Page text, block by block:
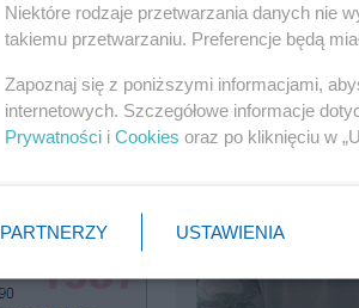
Niektóre rodzaje przetwarzania danych nie
takiemu przetwarzaniu. Preferencje będą
Zapoznaj się z poniższymi informacjami,
internetowych. Szczegółowe informacje
Prywatności i Cookies oraz po kliknięciu w
PARTNERZY USTAWIENIA